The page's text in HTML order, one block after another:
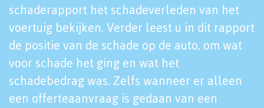
schaderapport het schadeverleden van het
voertuig bekijken. Verder leest u in dit rapport
de positie van de schade op de auto, om wat
voor schade het ging en wat het
schadebedrag was. Zelfs wanneer er alleen
een offerteaanvraag is gedaan van een